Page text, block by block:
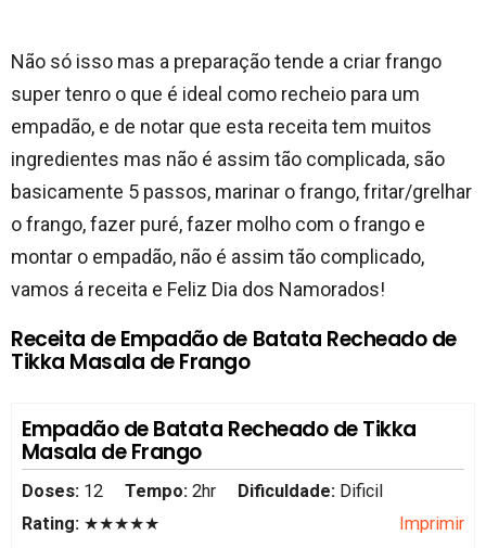
Não só isso mas a preparação tende a criar frango
super tenro o que é ideal como recheio para um
empadão, e de notar que esta receita tem muitos
ingredientes mas não é assim tão complicada, são
basicamente 5 passos, marinar o frango, fritar/grelhar
o frango, fazer puré, fazer molho com o frango e
montar o empadão, não é assim tão complicado,
vamos á receita e Feliz Dia dos Namorados!
Receita de Empadão de Batata Recheado de
Tikka Masala de Frango
Empadão de Batata Recheado de Tikka
Masala de Frango
Doses: 12 Tempo: 2hr Dificuldade: Dificil
Rating: ★★★★★ Imprimir